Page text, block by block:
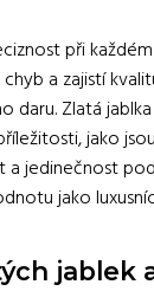
při
a zajistí
daru. Zlatá
jako
a jedinečnost
jako
jablek